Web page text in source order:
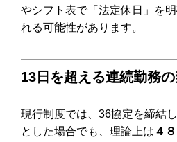
やシフト表で「法定休日」を
れる可能性があります。
13日を超える連続勤務
現行制度では、36協定を締結
とした場合でも、理論上は ４